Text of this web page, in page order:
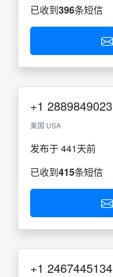
已收到396条短信
+1 2889849023
美国 USA
发布于 441天前
已收到415条短信
+1 2467445134